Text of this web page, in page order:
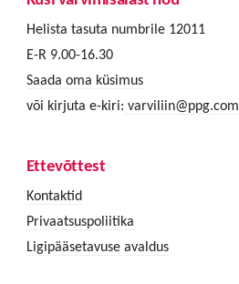
Helista tasuta numbrile 12011
E-R 9.00-16.30
Saada oma küsimus
või kirjuta e-kiri: varviliin@ppg.com
Ettevõttest
Kontaktid
Privaatsuspoliitika
Ligipääsetavuse avaldus